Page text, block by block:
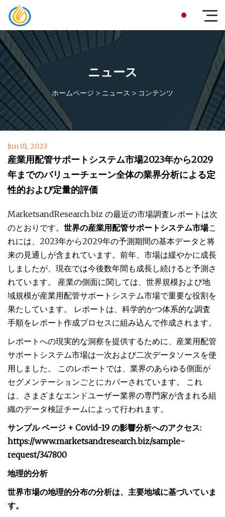
ニュース
ホームページ > ニュース > コンテンツ
Jun 01, 2023
産業用配管サポートシステム市場2023年から2029
年までのバリューチェーン全体の業界分析による定
性的および定量的評価
MarketsandResearch.biz の最近の市場調査レポートは次
のとおりです。 世界の産業用配管サポートシステム市場こ
れには、2023年から2029年の予測期間の基本データと将
来の見通しが含まれています。前年、市場は緩やかに成長
しましたが、現在では今後数年間も成長し続けると予測さ
れています。 産業の側面に関しては、世界規模および地
域規模が産業用配管サポートシステム市場で重要な役割を
果たしています。 レポートは、科学的かつ体系的な調査
手順をレポート作成プロセスに組み込んで作成されます。
レポートへの現実的な洞察を提供するために、産業用配管
サポートシステム市場は一次および二次データソースを使
用しました。 このレポートでは、業界のあらゆる側面が
セグメンテーションごとにカバーされています。 これ
は、さまざまなエンドユーザー業界の専門家が含まれる組
織のデータ検証チームによって行われます。
サンプル ページ + Covid-19 の影響分析へのアクセス:
https://www.marketsandresearch.biz/sample-
request/347800
地理的分析
世界市場の地理的分布の分析は、主要地域に基づいていま
す。